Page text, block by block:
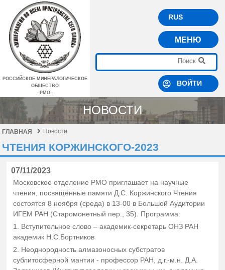
РОССИЙСКОЕ МИНЕРАЛОГИЧЕСКОЕ
ОБЩЕСТВО
–РМО–
RUS
МЕНЮ
ВОЙТИ
НОВОСТИ
ГЛАВНАЯ Новости
ЧТЕНИЯ КОРЖИНСКОГО-2023
07/11/2023
Московское отделение РМО приглашает на научные
чтения, посвящённые памяти Д.С. Коржинского Чтения
состоятся 8 ноября (среда) в 13-00 в Большой Аудитории
ИГЕМ РАН (Старомонетный пер., 35). Программа:
1. Вступительное слово – академик-секретарь ОНЗ РАН
академик Н.С.Бортников
2. Неоднородность алмазоносных субстратов
сублитосферной мантии - профессор РАН, д.г.-м.н. Д.А.